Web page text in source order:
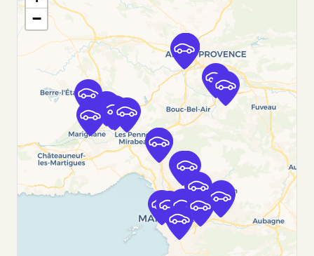
Voir l'agence
Free2move Rent - SAS SEF - MARSEILLE
2 RUE DES GERANIUMS
MARSEILLE, 13014
Voir l'agence
Free2move Rent - SAS SEF - MARSEILLE
(P)
−